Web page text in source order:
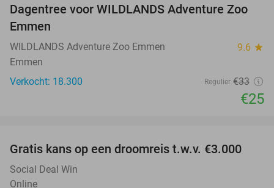
24%
Dagentree voor WILDLANDS Adventure Zoo
Emmen
WILDLANDS Adventure Zoo Emmen 9.6 star
Emmen
Verkocht: 18.300
Regulier €33
€25
Gratis kans op een droomreis t.w.v. €3.000
Social Deal Win
Online